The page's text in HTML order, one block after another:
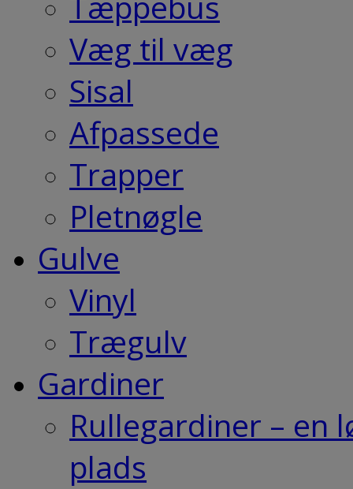
Væg til væg
Sisal
Afpassede
Trapper
Pletnøgle
Gulve
Vinyl
Trægulv
Gardiner
Rullegardiner – en
plads